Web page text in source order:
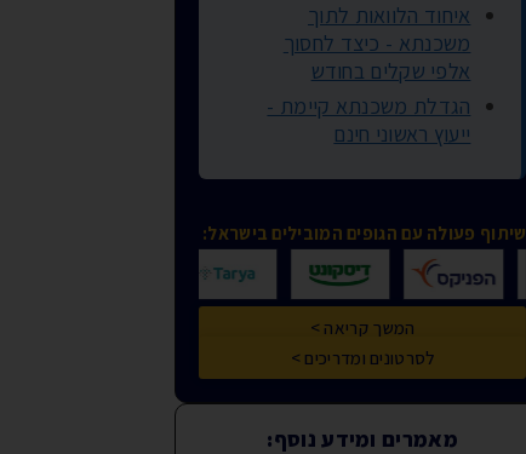
איחוד הלוואות לתוך
משכנתא - כיצד לחסוך
אלפי שקלים בחודש
הגדלת משכנתא קיימת -
ייעוץ ראשוני חינם
שיתוף פעולה עם הגופים המובילים בישראל:
המשך קריאה >
לסרטונים ומדריכים >
מאמרים ומידע נוסף: